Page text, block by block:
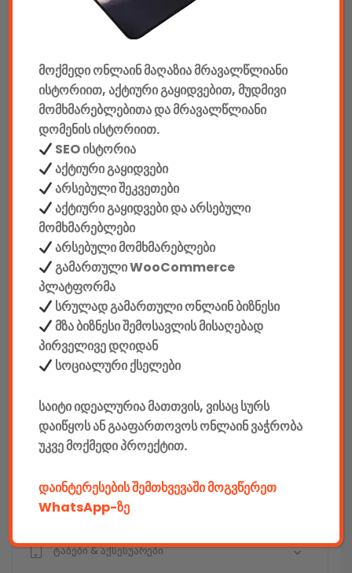
მანქანის აქსესუარები
ელემენტები
აკკუმულატორები
კაბელები & დამტენები
დისკები
ჩანთები
სეიფები
კონსტრუქტორები
E-mobility
კომპიუტერები & აქსესუარები
ტელეფონები & აქსესუარები
კამერები & აქსესუარები
ნოუთბუქები & აქსესუარები
ტაბები & აქსესუარები
მოქმედი ონლაინ მაღაზია მრავალწლიანი
ისტორიით, აქტიური გაყიდვებით, მუდმივი
მომხმარებლებითა და მრავალწლიანი
დომენის ისტორიით.
SEO ისტორია
აქტიური გაყიდვები
არსებული შეკვეთები
აქტიური გაყიდვები და არსებული
მომხმარებლები
არსებული მომხმარებლები
გამართული WooCommerce
პლატფორმა
სრულად გამართული ონლაინ ბიზნესი
მზა ბიზნესი შემოსავლის მისაღებად
პირველივე დღიდან
სოციალური ქსელები
საიტი იდეალურია მათთვის, ვისაც სურს
დაიწყოს ან გააფართოვოს ონლაინ ვაჭრობა
უკვე მოქმედი პროექტით.
დაინტერესების შემთხვევაში მოგვწერეთ
WhatsApp-ზე